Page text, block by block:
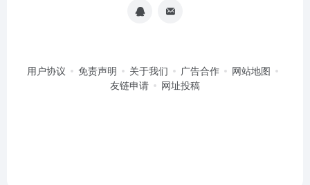
用户协议 免责声明 关于我们 广告合作
网站地图
友链申请
网址投稿